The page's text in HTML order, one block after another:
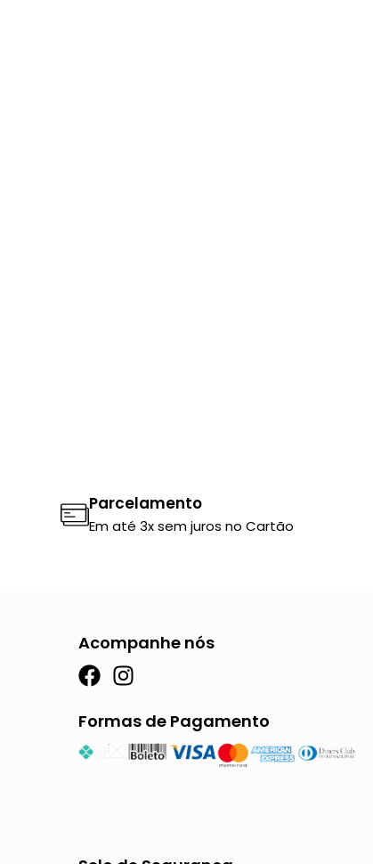
Parcelamento
Em até 3x sem juros no Cartão
Acompanhe nós
F
c
e
b
I
s
t
a
Formas de Pagamento